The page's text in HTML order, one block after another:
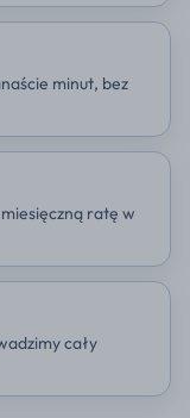
minut, bez
ratę w
cały